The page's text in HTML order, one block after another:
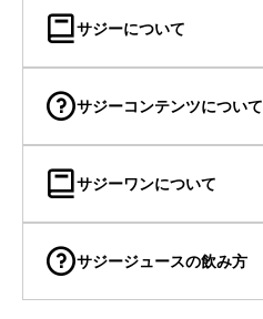
サジーについて
サジーコンテンツについて
サジーワンについて
サジージュースの飲み方